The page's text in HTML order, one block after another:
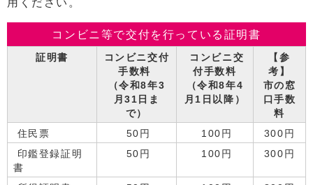
コンビニ等で交付を行っている証明書
証明書
コンビニ交付
手数料
（令和8年3
月31日ま
で）
コンビニ交
付手数料
（令和8年4
月1日以降）
【参
考】
市の窓
口手数
料
住民票
50円 100円
300円
印鑑登録証明
書
50円 100円 300円